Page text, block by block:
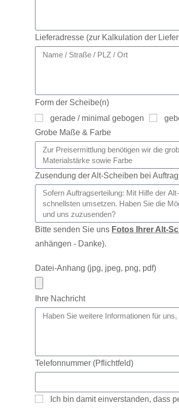
Lieferadresse (zur Kalkulation der
Form der Scheibe(n)
gerade / minimal gebogen
Grobe Maße & Farbe
Zusendung der Alt-Scheiben bei
Bitte senden Sie uns Fotos Ihrer Alt-
anhängen - Danke).
Datei-Anhang (jpg, jpeg, png, pdf)
Ihre Nachricht
Telefonnummer (Pflichtfeld)
Ich bin damit einverstanden, dass